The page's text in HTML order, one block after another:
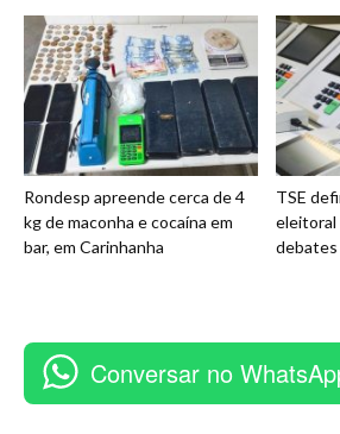
Rondesp apreende cerca de 4
kg de maconha e cocaína em
bar, em Carinhanha
TSE
eleitoral
Conversar no